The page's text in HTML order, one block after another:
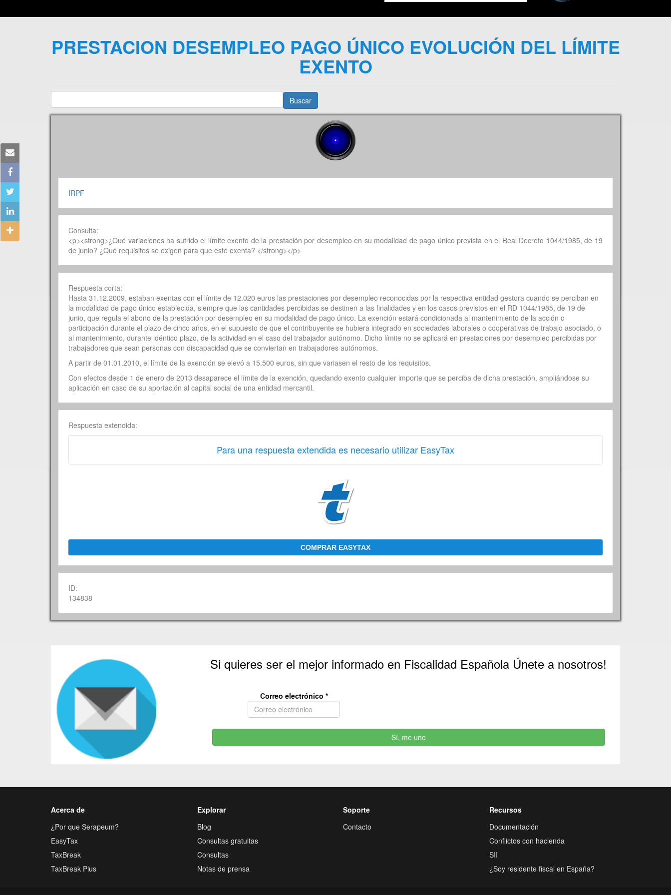
PRESTACION DESEMPLEO PAGO ÚNICO EVOLUCIÓN DEL LÍMITE
EXENTO
Buscar
IRPF
Consulta:
<p><strong>¿Qué variaciones ha sufrido el límite exento de la prestación por desempleo en su modalidad de pago único prevista en el Real Decreto 1044/1985, de 19
de junio? ¿Qué requisitos se exigen para que esté exenta? </strong></p>
Respuesta corta:
Hasta 31.12.2009, estaban exentas con el límite de 12.020 euros las prestaciones por desempleo reconocidas por la respectiva entidad gestora cuando se perciban en
la modalidad de pago único establecida, siempre que las cantidades percibidas se destinen a las finalidades y en los casos previstos en el RD 1044/1985, de 19 de
junio, que regula el abono de la prestación por desempleo en su modalidad de pago único. La exención estará condicionada al mantenimiento de la acción o
participación durante el plazo de cinco años, en el supuesto de que el contribuyente se hubiera integrado en sociedades laborales o cooperativas de trabajo asociado, o
al mantenimiento, durante idéntico plazo, de la actividad en el caso del trabajador autónomo. Dicho límite no se aplicará en prestaciones por desempleo percibidas por
trabajadores que sean personas con discapacidad que se conviertan en trabajadores autónomos.
A partir de 01.01.2010, el límite de la exención se elevó a 15.500 euros, sin que variasen el resto de los requisitos.
Con efectos desde 1 de enero de 2013 desaparece el límite de la exención, quedando exento cualquier importe que se perciba de dicha prestación, ampliándose su
aplicación en caso de su aportación al capital social de una entidad mercantil.
Respuesta extendida:
Para una respuesta extendida es necesario utilizar EasyTax
COMPRAR EASYTAX
ID:
134838
Si quieres ser el mejor informado en Fiscalidad Española Únete a nosotros!
Correo electrónico *
Sí, me uno
Acerca de
¿Por que Serapeum?
EasyTax
TaxBreak
TaxBreak Plus
Explorar
Blog
Consultas gratuitas
Consultas
Notas de prensa
Soporte
Contacto
Recursos
Documentación
Conflictos con hacienda
SII
¿Soy residente fiscal en España?